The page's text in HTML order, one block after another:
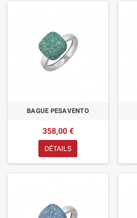
BAGUE PESAVENTO
358,00 €
DÉTAILS